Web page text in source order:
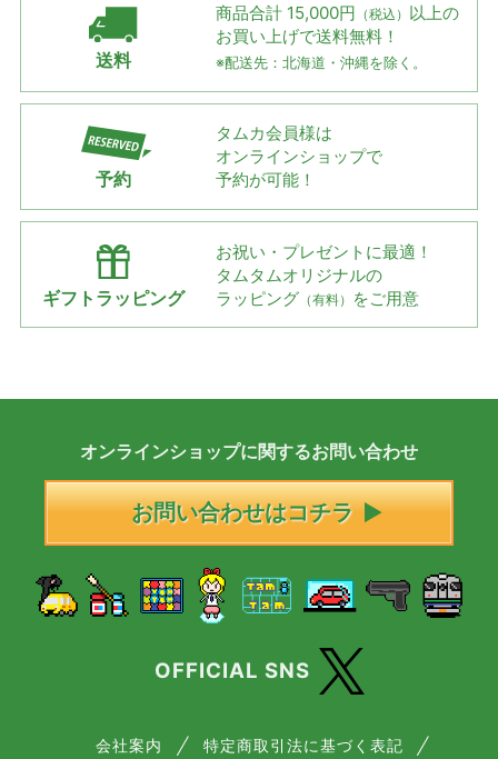
送料
商品合計 15,000円 （税込） 以上の
お買い上げで送料無料！
※配送先：北海道・沖縄を除く。
予約
タムカ会員様は
オンラインショップで
予約が可能！
ギフトラッピング
お祝い・プレゼントに最適！
タムタムオリジナルの
ラッピング （有料） をご用意
オンラインショップに関するお問い合わせ
お問い合わせはコチラ
OFFICIAL SNS
会社案内 特定商取引法に基づく表記